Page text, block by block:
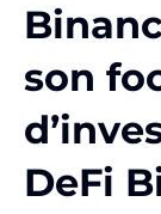
son
DeFi